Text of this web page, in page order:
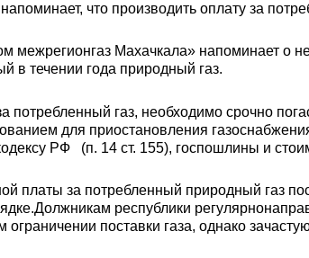
что производить оплату за
межрегионгаз Махачкала» напоминает о
в течении года природный газ.
газ, необходимо срочно
для приостановления
РФ (п. 14 ст. 155), госпошлины и
платы за потребленный природный газ
республики
поставки газа, однако